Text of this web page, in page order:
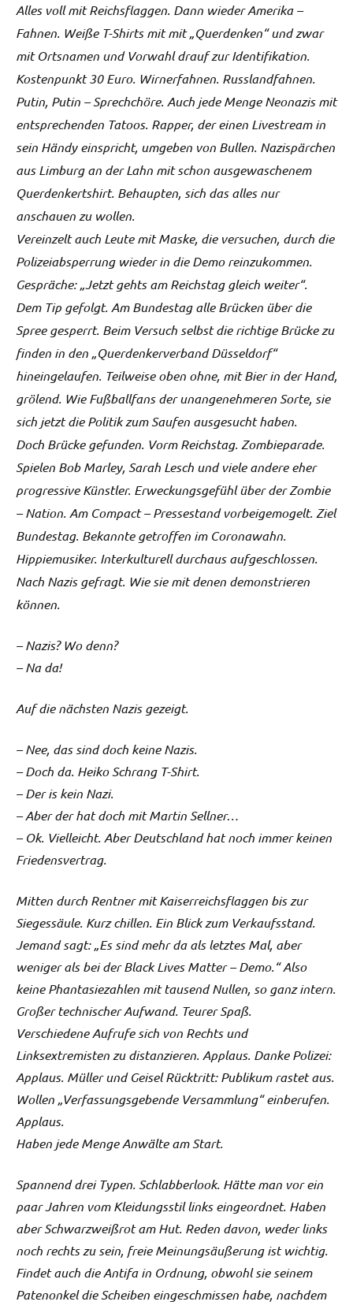
Alles voll mit Reichsflaggen. Dann wieder Amerika –
Fahnen. Weiße T-Shirts mit mit „Querdenken“ und zwar
mit Ortsnamen und Vorwahl drauf zur Identifikation.
Kostenpunkt 30 Euro. Wirnerfahnen. Russlandfahnen.
Putin, Putin – Sprechchöre. Auch jede Menge Neonazis mit
entsprechenden Tatoos. Rapper, der einen Livestream in
sein Händy einspricht, umgeben von Bullen. Nazispärchen
aus Limburg an der Lahn mit schon ausgewaschenem
Querdenkertshirt. Behaupten, sich das alles nur
anschauen zu wollen.
Vereinzelt auch Leute mit Maske, die versuchen, durch die
Polizeiabsperrung wieder in die Demo reinzukommen.
Gespräche: „Jetzt gehts am Reichstag gleich weiter“.
Dem Tip gefolgt. Am Bundestag alle Brücken über die
Spree gesperrt. Beim Versuch selbst die richtige Brücke zu
finden in den „Querdenkerverband Düsseldorf“
hineingelaufen. Teilweise oben ohne, mit Bier in der Hand,
grölend. Wie Fußballfans der unangenehmeren Sorte, sie
sich jetzt die Politik zum Saufen ausgesucht haben.
Doch Brücke gefunden. Vorm Reichstag. Zombieparade.
Spielen Bob Marley, Sarah Lesch und viele andere eher
progressive Künstler. Erweckungsgefühl über der Zombie
– Nation. Am Compact – Pressestand vorbeigemogelt. Ziel
Bundestag. Bekannte getroffen im Coronawahn.
Hippiemusiker. Interkulturell durchaus aufgeschlossen.
Nach Nazis gefragt. Wie sie mit denen demonstrieren
können.
– Nazis? Wo denn?
– Na da!
Auf die nächsten Nazis gezeigt.
– Nee, das sind doch keine Nazis.
– Doch da. Heiko Schrang T-Shirt.
– Der is kein Nazi.
– Aber der hat doch mit Martin Sellner…
– Ok. Vielleicht. Aber Deutschland hat noch immer keinen
Friedensvertrag.
Mitten durch Rentner mit Kaiserreichsflaggen bis zur
Siegessäule. Kurz chillen. Ein Blick zum Verkaufsstand.
Jemand sagt: „Es sind mehr da als letztes Mal, aber
weniger als bei der Black Lives Matter – Demo.“ Also
keine Phantasiezahlen mit tausend Nullen, so ganz intern.
Großer technischer Aufwand. Teurer Spaß.
Verschiedene Aufrufe sich von Rechts und
Linksextremisten zu distanzieren. Applaus. Danke Polizei:
Applaus. Müller und Geisel Rücktritt: Publikum rastet aus.
Wollen „Verfassungsgebende Versammlung“ einberufen.
Applaus.
Haben jede Menge Anwälte am Start.
Spannend drei Typen. Schlabberlook. Hätte man vor ein
paar Jahren vom Kleidungsstil links eingeordnet. Haben
aber Schwarzweißrot am Hut. Reden davon, weder links
noch rechts zu sein, freie Meinungsäußerung ist wichtig.
Findet auch die Antifa in Ordnung, obwohl sie seinem
Patenonkel die Scheiben eingeschmissen habe, nachdem